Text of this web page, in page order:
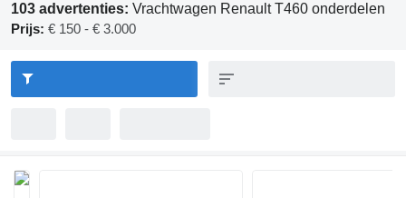
103 advertenties: Vrachtwagen Renault T460 onderdelen
Prijs: € 150 - € 3.000